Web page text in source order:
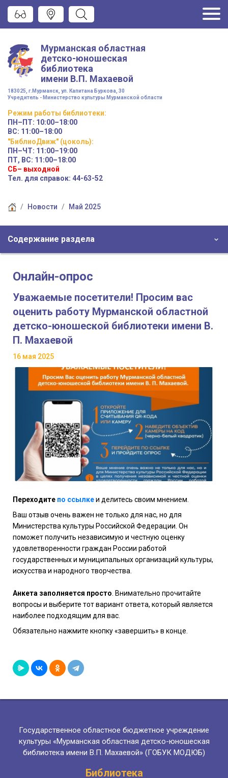
Мурманская областная
детско-юношеская
библиотека
имени В.П. Махаевой
183025, г.Мурманск, ул. Капитана Буркова, 30
Учредитель - Министерство культуры Мурманской области
Режим работы библиотеки:
ПН–ПТ: 10:00–18:00
ВС: 11:00–18:00
"БиблиоДвиж" (цоколь):
ПН–ЧТ: 11:00–19:00
ПТ, ВС: 11:00–18:00
СБ– выходной
Тел. для справок: 44-63-52
Новости Май 2025
Содержание раздела
Онлайн-опрос
Уважаемые посетители! Просим вас
оценить работу Мурманской областной
детско-юношеской библиотеки имени В.
П. Махаевой
16 мая 2025
Переходите по ссылкеи делитесь своим мнением.
Ваш отзыв очень важен не только для нас, но для
Министерства культуры Российской Федерации. Он
поможет получить независимую и честную оценку
удовлетворенности граждан России работой
государственных и муниципальных организаций культуры,
искусства и народного творчества.
Анкета заполняется просто . Внимательно прочитайте
вопросы и выберите тот вариант ответа, который является
наиболее подходящим для вас.
Обязательно нажмите кнопку «завершить» в конце.
Государственное областное бюджетное учреждение
культуры «Мурманская областная детско-юношеская
библиотека имени В.П. Махаевой» (ГОБУК МОДЮБ)
Библиотека